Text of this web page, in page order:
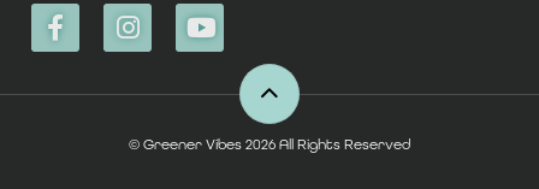
© Greener Vibes 2026 All Rights Reserved